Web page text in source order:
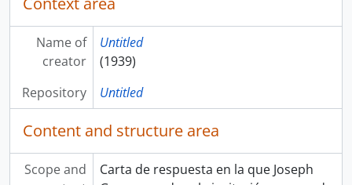
Name of
creator
Untitled
(1939)
Repository
Untitled
Content and structure area
Scope and
Carta de respuesta en la que Joseph